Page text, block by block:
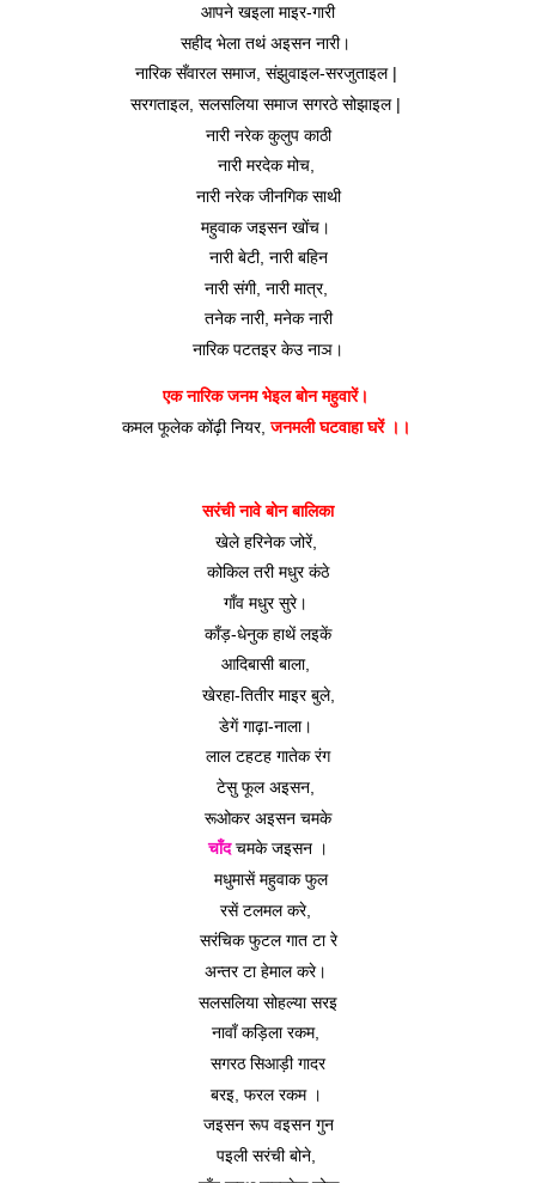
आपने खइला माइर-गारी
सहीद भेला तथं अइसन नारी।
नारिक सँवारल समाज, संझुवाइल-सरजुताइल |
सरगताइल, सलसलिया समाज सगरठे सोझाइल |
नारी नरेक कुलुप काठी
नारी मरदेक मोच,
नारी नरेक जीनगिक साथी
महुवाक जइसन खोंच।
नारी बेटी, नारी बहिन
नारी संगी, नारी मात्र,
तनेक नारी, मनेक नारी
नारिक पटतइर केउ नाञ।
एक नारिक जनम भेइल बोन महुवारें।
कमल फूलेक कोंढ़ी नियर, जनमली घटवाहा घरें ।।
सरंची नावे बोन बालिका
खेले हरिनेक जोरें,
कोकिल तरी मधुर कंठे
गाँव मधुर सुरे।
काँड़-धेनुक हाथें लइकें
आदिबासी बाला,
खेरहा-तितीर माइर बुले,
डेगें गाढ़ा-नाला।
लाल टहटह गातेक रंग
टेसु फूल अइसन,
रूओकर अइसन चमके
चाँद चमके जइसन ।
मधुमासें महुवाक फुल
रसें टलमल करे,
सरंचिक फुटल गात टा रे
अन्तर टा हेमाल करे।
सलसलिया सोहल्या सरइ
नावाँ कड़िला रकम,
सगरठ सिआड़ी गादर
बरइ, फरल रकम ।
जइसन रूप वइसन गुन
पइली सरंची बोने,